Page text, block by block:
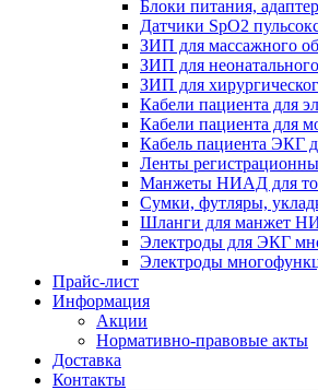
Блоки питания,
Датчики SpO2
ЗИП для массажного
ЗИП для
ЗИП для
Кабели пациента для
Кабели пациента для
Кабель пациента ЭКГ
Ленты
Манжеты НИАД для
Сумки, футляры,
Шланги для манжет
Электроды для ЭКГ
Электроды
Прайс-лист
Информация
Акции
Нормативно-правовые акты
Доставка
Контакты